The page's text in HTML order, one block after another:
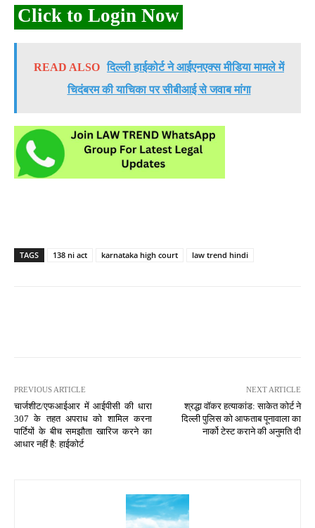
Click to Login Now
READ ALSO दिल्ली हाईकोर्ट ने आईएनएक्स मीडिया मामले में
चिदंबरम की याचिका पर सीबीआई से जवाब मांगा
TAGS 138 ni act karnataka high court law trend hindi
PREVIOUS ARTICLE
चार्जशीट/एफआईआर में आईपीसी की धारा
307 के तहत अपराध को शामिल करना
पार्टियों के बीच समझौता खारिज करने का
आधार नहीं है: हाईकोर्ट
NEXT ARTICLE
श्रद्धा वॉकर हत्याकांड: साकेत कोर्ट ने
दिल्ली पुलिस को आफताब पूनावाला का
नार्को टेस्ट कराने की अनुमति दी